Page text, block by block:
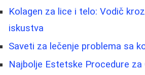
Kolagen za lice i telo: Vodič
iskustva
Saveti za lečenje problema sa
Najbolje Estetske Procedure za